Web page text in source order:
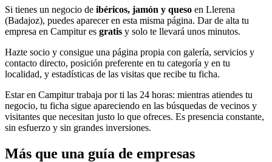
Si tienes un negocio de ibéricos, jamón y queso en Llerena
(Badajoz), puedes aparecer en esta misma página. Dar de alta tu
empresa en Campitur es gratis y solo te llevará unos minutos.
Hazte socio y consigue una página propia con galería, servicios y
contacto directo, posición preferente en tu categoría y en tu
localidad, y estadísticas de las visitas que recibe tu ficha.
Estar en Campitur trabaja por ti las 24 horas: mientras atiendes tu
negocio, tu ficha sigue apareciendo en las búsquedas de vecinos y
visitantes que necesitan justo lo que ofreces. Es presencia constante,
sin esfuerzo y sin grandes inversiones.
Más que una guía de empresas